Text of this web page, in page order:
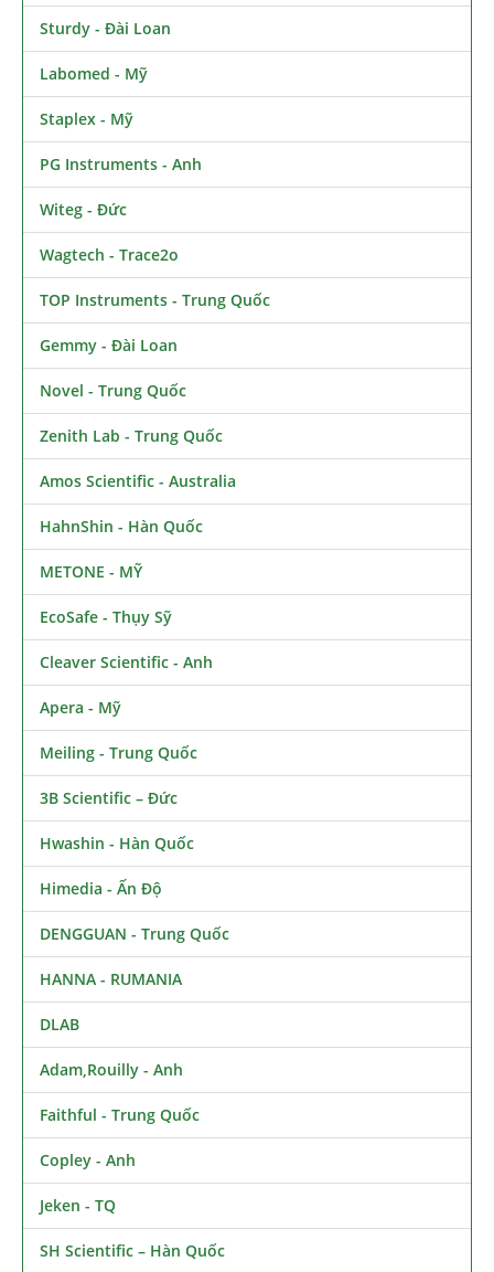
Sturdy - Đài Loan
Labomed - Mỹ
Staplex - Mỹ
PG Instruments - Anh
Witeg - Đức
Wagtech - Trace2o
TOP Instruments - Trung Quốc
Gemmy - Đài Loan
Novel - Trung Quốc
Zenith Lab - Trung Quốc
Amos Scientific - Australia
HahnShin - Hàn Quốc
METONE - MỸ
EcoSafe - Thụy Sỹ
Cleaver Scientific - Anh
Apera - Mỹ
Meiling - Trung Quốc
3B Scientific – Đức
Hwashin - Hàn Quốc
Himedia - Ấn Độ
DENGGUAN - Trung Quốc
HANNA - RUMANIA
DLAB
Adam,Rouilly - Anh
Faithful - Trung Quốc
Copley - Anh
Jeken - TQ
SH Scientific – Hàn Quốc